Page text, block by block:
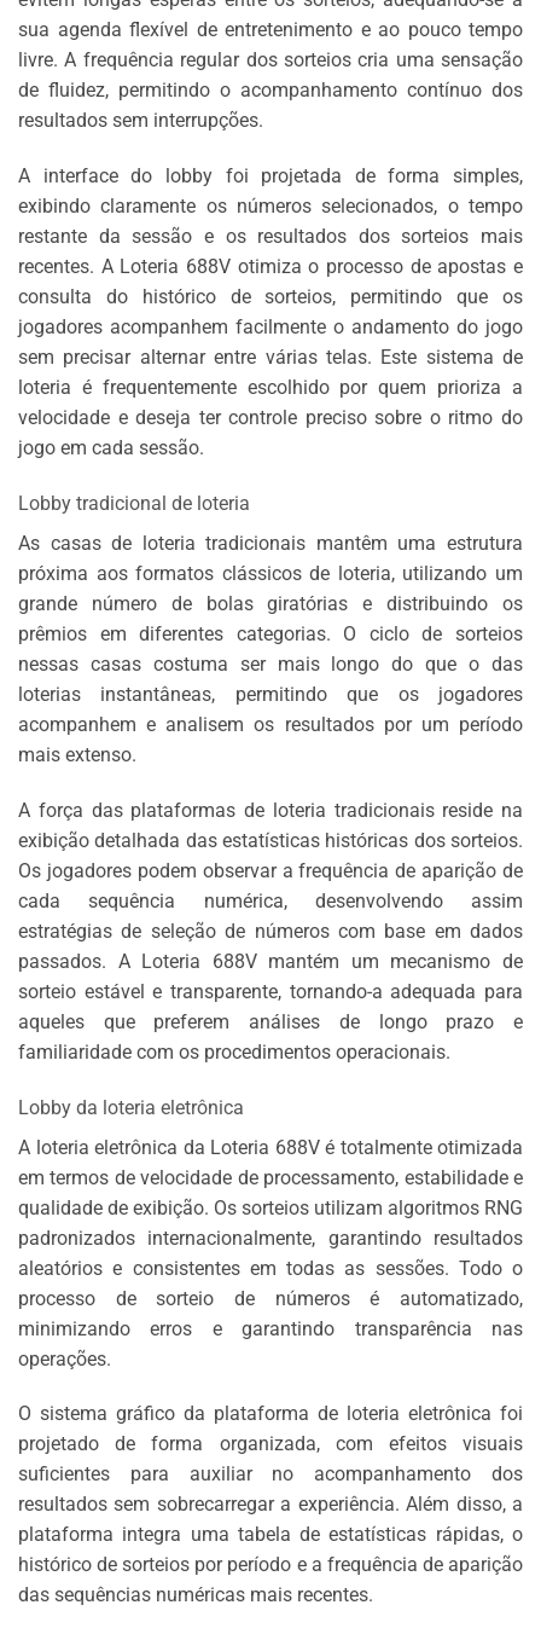
sua agenda flexível de entretenimento e ao pouco tempo
livre. A frequência regular dos sorteios cria uma sensação
de fluidez, permitindo o acompanhamento contínuo dos
resultados sem interrupções.
A interface do lobby foi projetada de forma simples,
exibindo claramente os números selecionados, o tempo
restante da sessão e os resultados dos sorteios mais
recentes. A Loteria 688V otimiza o processo de apostas e
consulta do histórico de sorteios, permitindo que os
jogadores acompanhem facilmente o andamento do jogo
sem precisar alternar entre várias telas. Este sistema de
loteria é frequentemente escolhido por quem prioriza a
velocidade e deseja ter controle preciso sobre o ritmo do
jogo em cada sessão.
Lobby tradicional de loteria
As casas de loteria tradicionais mantêm uma estrutura
próxima aos formatos clássicos de loteria, utilizando um
grande número de bolas giratórias e distribuindo os
prêmios em diferentes categorias. O ciclo de sorteios
nessas casas costuma ser mais longo do que o das
loterias instantâneas, permitindo que os jogadores
acompanhem e analisem os resultados por um período
mais extenso.
A força das plataformas de loteria tradicionais reside na
exibição detalhada das estatísticas históricas dos sorteios.
Os jogadores podem observar a frequência de aparição de
cada sequência numérica, desenvolvendo assim
estratégias de seleção de números com base em dados
passados. A Loteria 688V mantém um mecanismo de
sorteio estável e transparente, tornando-a adequada para
aqueles que preferem análises de longo prazo e
familiaridade com os procedimentos operacionais.
Lobby da loteria eletrônica
A loteria eletrônica da Loteria 688V é totalmente otimizada
em termos de velocidade de processamento, estabilidade e
qualidade de exibição. Os sorteios utilizam algoritmos RNG
padronizados internacionalmente, garantindo resultados
aleatórios e consistentes em todas as sessões. Todo o
processo de sorteio de números é automatizado,
minimizando erros e garantindo transparência nas
operações.
O sistema gráfico da plataforma de loteria eletrônica foi
projetado de forma organizada, com efeitos visuais
suficientes para auxiliar no acompanhamento dos
resultados sem sobrecarregar a experiência. Além disso, a
plataforma integra uma tabela de estatísticas rápidas, o
histórico de sorteios por período e a frequência de aparição
das sequências numéricas mais recentes.